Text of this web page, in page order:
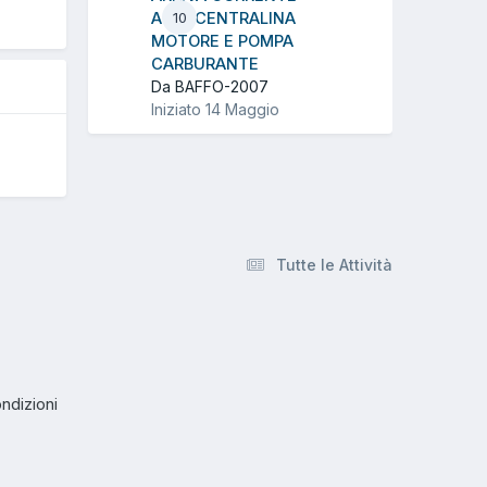
10
ALLA CENTRALINA
MOTORE E POMPA
CARBURANTE
Da BAFFO-2007
Iniziato 14 Maggio
Tutte le Attività